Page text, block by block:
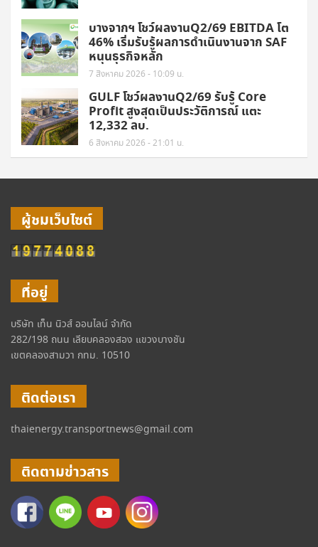
บางจากฯ โชว์ผลงานQ2/69 EBITDA โต
46% เริ่มรับรู้ผลการดำเนินงานจาก SAF
หนุนธุรกิจหลัก
7 สิงหาคม 2026 - 10:09 น.
GULF โชว์ผลงานQ2/69 รับรู้ Core
Profit สูงสุดเป็นประวัติการณ์ แตะ
12,332 ลบ.
6 สิงหาคม 2026 - 21:01 น.
ผู้ชมเว็บไซต์
ที่อยู่
บริษัท เท็น นิวส์ ออนไลน์ จำกัด
282/198 ถนน เลียบคลองสอง แขวงบางชัน
เขตคลองสามวา กทม. 10510
ติดต่อเรา
thaienergy.transportnews@gmail.com
ติดตามข่าวสาร